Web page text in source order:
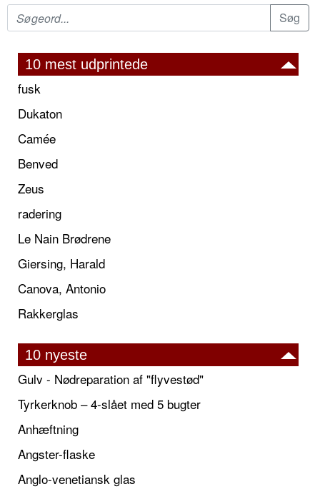
10 mest udprintede
fusk
Dukaton
Camée
Benved
Zeus
radering
Le Nain Brødrene
Giersing, Harald
Canova, Antonio
Rakkerglas
10 nyeste
Gulv - Nødreparation af "flyvestød"
Tyrkerknob – 4-slået med 5 bugter
Anhæftning
Angster-flaske
Anglo-venetiansk glas